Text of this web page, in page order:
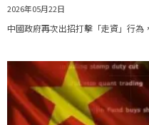
2026年05月22日
中國政府再次出招打擊「走資」行為